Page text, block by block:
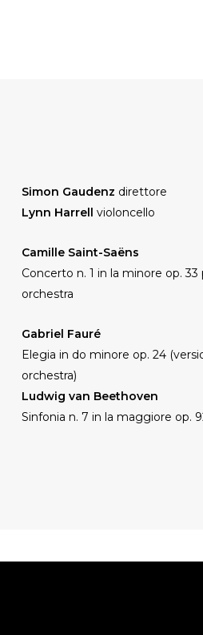
Simon Gaudenz direttore
Lynn Harrell violoncello
Camille Saint-Saëns
Concerto n. 1 in la minore op.
orchestra
Gabriel Fauré
Elegia in do minore op. 24
orchestra)
Ludwig van Beethoven
Sinfonia n. 7 in la maggiore op.